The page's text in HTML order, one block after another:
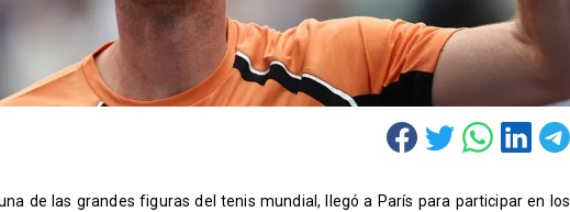
de las grandes figuras del tenis mundial, llegó a París para participar en los